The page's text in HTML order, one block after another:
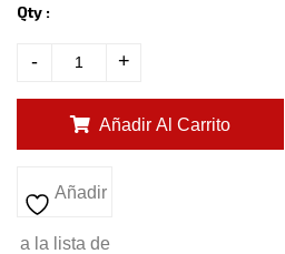
Qty :
- +
Añadir Al Carrito
Añadir
a la lista de